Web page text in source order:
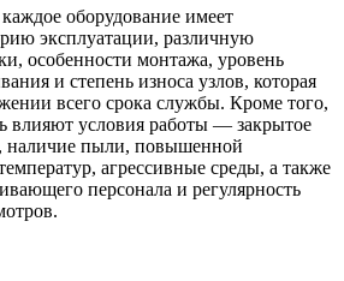
оборудование имеет
эксплуатации, различную
особенности монтажа, уровень
и степень износа узлов, которая
всего срока службы. Кроме того,
влияют условия работы — закрытое
наличие пыли, повышенной
агрессивные среды, а также
персонала и регулярность